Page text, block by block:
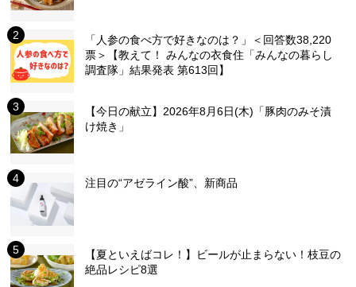
「人参の食べ方で好きなのは？」＜回答数38,220
票＞【教えて！ みんなの衣食住「みんなの暮らし
調査隊」結果発表 第613回】
【今日の献立】2026年8月6日(木)「豚肉のみそ漬
け焼き」
注目の“アゼライン酸”、新商品
【夏といえばコレ！】ビールが止まらない！枝豆の
絶品レシピ8選